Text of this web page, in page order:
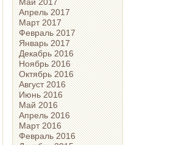
Апрель 2017
Март 2017
Февраль 2017
Январь 2017
Декабрь 2016
Ноябрь 2016
Октябрь 2016
Август 2016
Июнь 2016
Май 2016
Апрель 2016
Март 2016
Февраль 2016